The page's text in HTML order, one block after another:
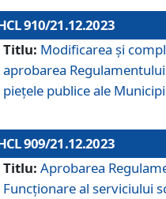
910/21.12.2023
Titlu: Modificarea și
aprobarea
piețele publice ale
909/21.12.2023
Titlu: Aprobarea
Funcționare al serviciului